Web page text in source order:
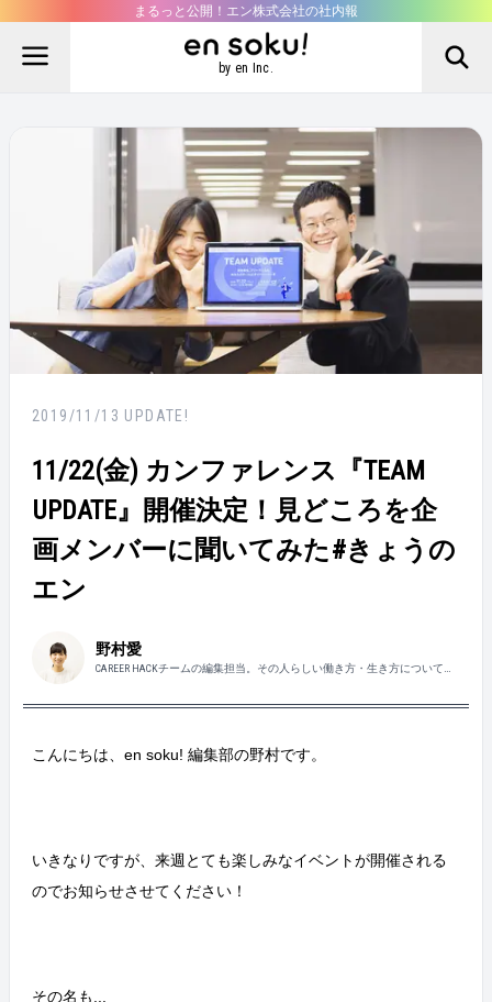
まるっと公開！エン株式会社の社内報
by en Inc.
2019/11/13 UPDATE!
11/22(金) カンファレンス『TEAM
UPDATE』開催決定！見どころを企
画メンバーに聞いてみた#きょうの
エン
野村愛
CAREER HACKチームの編集担当。その人らしい働き方・生き方について興
こんにちは、en soku! 編集部の野村です。
いきなりですが、来週とても楽しみなイベントが開催される
のでお知らせさせてください！
その名も...